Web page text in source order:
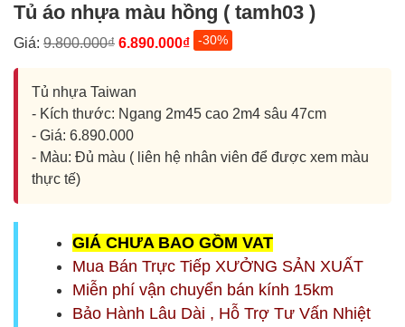
Tủ áo nhựa màu hồng ( tamh03 )
Giá: 9.800.000₫ 6.890.000₫ -30%
Tủ nhựa Taiwan
- Kích thước: Ngang 2m45 cao 2m4 sâu 47cm
- Giá: 6.890.000
- Màu: Đủ màu ( liên hệ nhân viên để được xem màu
thực tế)
GIÁ CHƯA BAO GỒM VAT
Mua Bán Trực Tiếp XƯỞNG SẢN XUẤT
Miễn phí vận chuyển bán kính 15km
Bảo Hành Lâu Dài , Hỗ Trợ Tư Vấn Nhiệt